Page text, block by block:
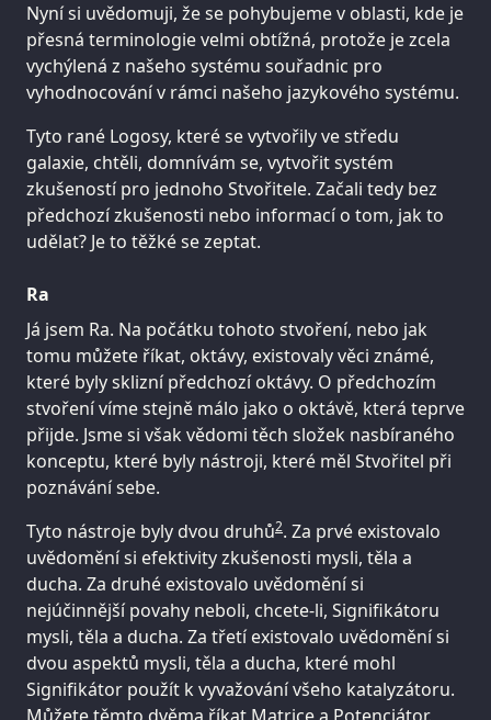
Nyní si uvědomuji, že se pohybujeme v oblasti, kde je
přesná terminologie velmi obtížná, protože je zcela
vychýlená z našeho systému souřadnic pro
vyhodnocování v rámci našeho jazykového systému.
Tyto rané Logosy, které se vytvořily ve středu
galaxie, chtěli, domnívám se, vytvořit systém
zkušeností pro jednoho Stvořitele. Začali tedy bez
předchozí zkušenosti nebo informací o tom, jak to
udělat? Je to těžké se zeptat.
Ra
Já jsem Ra. Na počátku tohoto stvoření, nebo jak
tomu můžete říkat, oktávy, existovaly věci známé,
které byly sklizní předchozí oktávy. O předchozím
stvoření víme stejně málo jako o oktávě, která teprve
přijde. Jsme si však vědomi těch složek nasbíraného
konceptu, které byly nástroji, které měl Stvořitel při
poznávání sebe.
Tyto nástroje byly dvou druhů2. Za prvé existovalo
uvědomění si efektivity zkušenosti mysli, těla a
ducha. Za druhé existovalo uvědomění si
nejúčinnější povahy neboli, chcete-li, Signifikátoru
mysli, těla a ducha. Za třetí existovalo uvědomění si
dvou aspektů mysli, těla a ducha, které mohl
Signifikátor použít k vyvažování všeho katalyzátoru.